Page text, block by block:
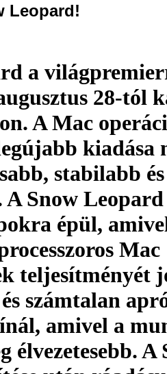
Leopard!
a
28-tól
A Mac
kiadása
stabilabb és
A Snow Leopard
épül,
Mac
teljesítményét
számtalan
amivel a
élvezetesebb. A